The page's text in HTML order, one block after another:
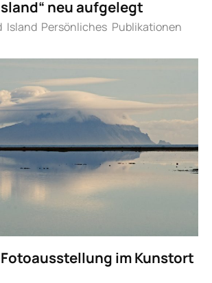
neu aufgelegt
Island Persönliches Publikationen
im Kunstort